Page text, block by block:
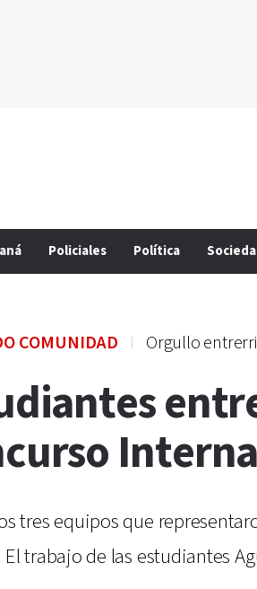
Policiales Política
COMUNIDAD Orgullo
tres equipos que
trabajo de las estudiantes